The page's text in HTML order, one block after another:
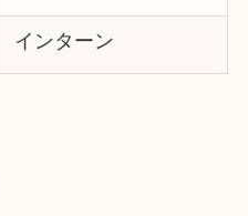
インターン